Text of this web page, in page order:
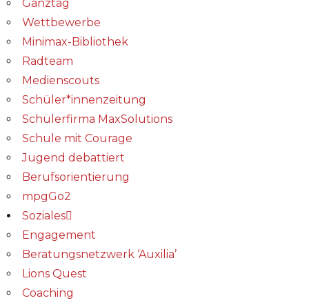
Ganztag
Wettbewerbe
Minimax-Bibliothek​
Radteam
Medienscouts
Schüler*innenzeitung
Schülerfirma MaxSolutions
Schule mit Courage
Jugend debattiert
Berufsorientierung
mpgGo2
Soziales
Engagement
Beratungsnetzwerk ‘Auxilia’
Lions Quest
Coaching